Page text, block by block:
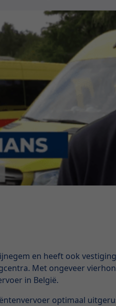
en heeft ook
Met ongeveer
in België.
optimaal